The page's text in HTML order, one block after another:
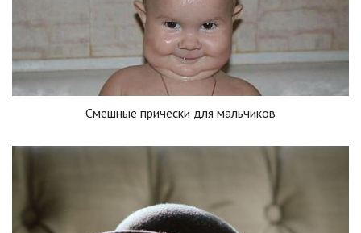
Смешные прически для мальчиков